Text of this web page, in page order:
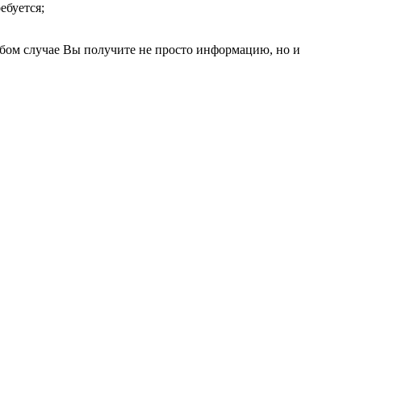
случае Вы получите не просто информацию, но и